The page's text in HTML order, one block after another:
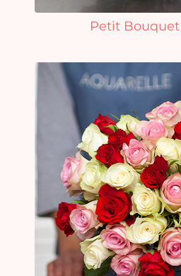
Petit Bouquet